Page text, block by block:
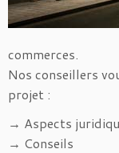
commerces.
Nos conseillers
projet :
→ Aspects
→ Conseils